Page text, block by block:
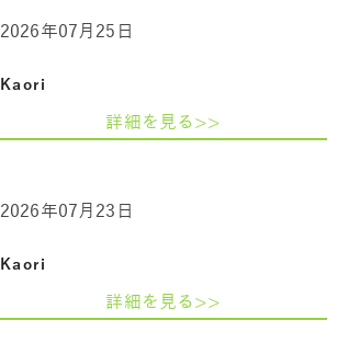
Kaori
2026年07月25日
詳細を見る>>
Kaori
2026年07月23日
詳細を見る>>